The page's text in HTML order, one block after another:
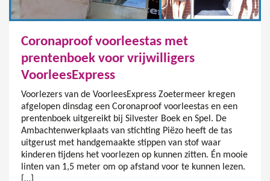
Coronaproof voorleestas met
prentenboek voor vrijwilligers
VoorleesExpress
Voorlezers van de VoorleesExpress Zoetermeer kregen
afgelopen dinsdag een Coronaproof voorleestas en een
prentenboek uitgereikt bij Silvester Boek en Spel. De
Ambachtenwerkplaats van stichting Piëzo heeft de tas
uitgerust met handgemaakte stippen van stof waar
kinderen tijdens het voorlezen op kunnen zitten. Én mooie
linten van 1,5 meter om op afstand voor te kunnen lezen.
[…]